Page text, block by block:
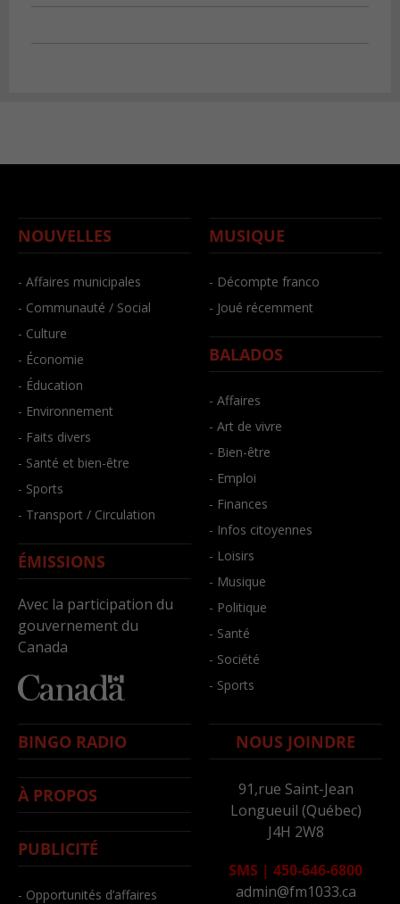
NOUVELLES
- Affaires municipales
- Communauté / Social
- Culture
- Économie
- Éducation
- Environnement
- Faits divers
- Santé et bien-être
- Sports
- Transport / Circulation
ÉMISSIONS
Avec la participation du
gouvernement du
Canada
MUSIQUE
- Décompte franco
- Joué récemment
BALADOS
- Affaires
- Art de vivre
- Bien-être
- Emploi
- Finances
- Infos citoyennes
- Loisirs
- Musique
- Politique
- Santé
- Société
- Sports
BINGO RADIO
À PROPOS
PUBLICITÉ
- Opportunités d’affaires
NOUS JOINDRE
91,rue Saint-Jean
Longueuil (Québec)
J4H 2W8
SMS | 450-646-6800
admin@fm1033.ca